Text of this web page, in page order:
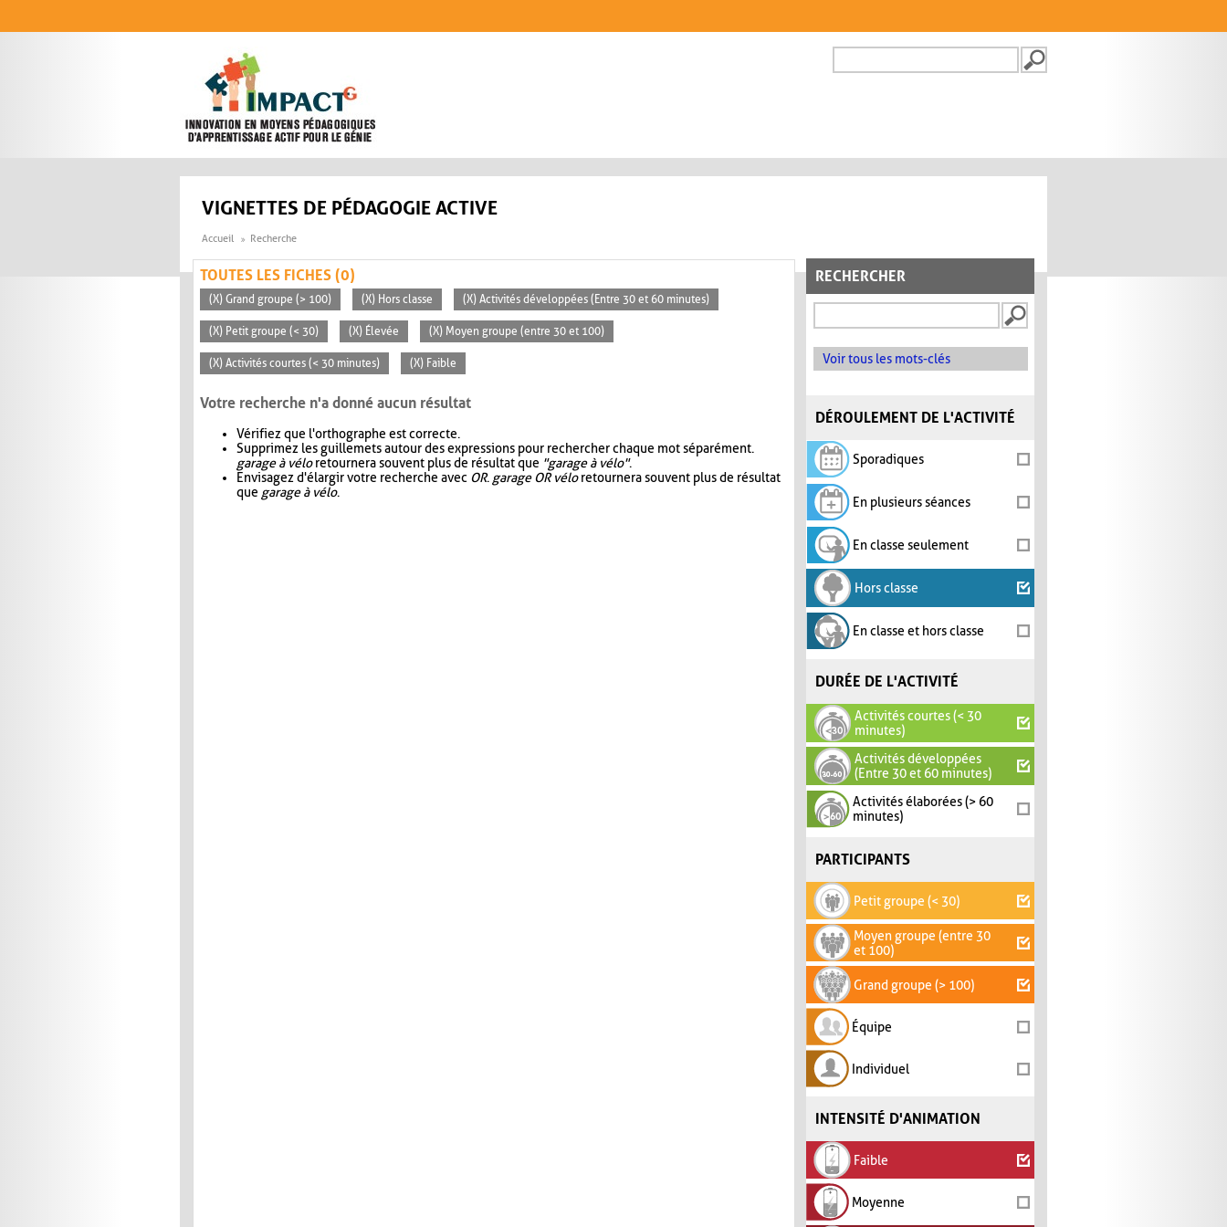
FORMULAIRE DE
VIGNETTES DE PÉDAGOGIE ACTIVE
Accueil Recherche
RECHERCHER
Voir tous les mots-clés
DÉROULEMENT DE L'ACTIVITÉ
Sporadiques
En plusieurs séances
En classe seulement
Hors classe
En classe et hors classe
DURÉE DE L'ACTIVITÉ
Activités courtes (< 30
minutes)
Activités développées
(Entre 30 et 60 minutes)
Activités élaborées (> 60
minutes)
PARTICIPANTS
Petit groupe (< 30)
Moyen groupe (entre 30
et 100)
Grand groupe (> 100)
Équipe
Individuel
INTENSITÉ D'ANIMATION
Faible
Moyenne
TOUTES LES FICHES (0)
(X) Grand groupe (> 100) (X) Hors classe (X) Activités développées (Entre 30 et 60 minutes)
(X) Petit groupe (< 30) (X) Élevée (X) Moyen groupe (entre 30 et 100)
(X) Activités courtes (< 30 minutes) (X) Faible
Votre recherche n'a donné aucun résultat
Vérifiez que l'orthographe est correcte.
Supprimez les guillemets autour des expressions pour rechercher chaque mot séparément.
garage à véloretournera souvent plus de résultat que "garage à vélo".
Envisagez d'élargir votre recherche avec OR. garage OR véloretournera souvent plus de résultat
que garage à vélo.